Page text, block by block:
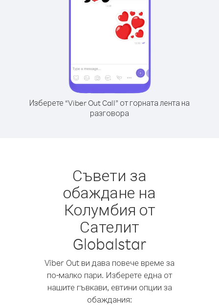
Изберете “Viber Out Call” от горната лента на
разговора
Съвети за
обаждане на
Колумбия от
Сателит
Globalstar
Viber Out ви дава повече време за
по-малко пари. Изберете една от
нашите гъвкави, евтини опции за
обаждания: